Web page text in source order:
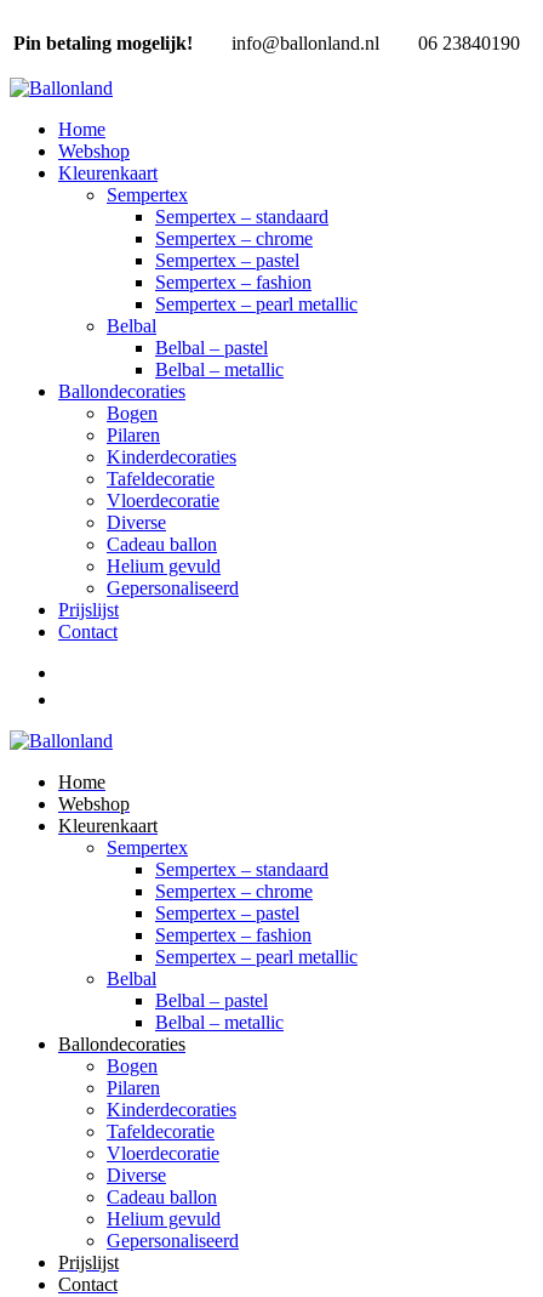
Pin betaling mogelijk! info@ballonland.nl 06 23840190
Home
Webshop
Kleurenkaart
Sempertex
Sempertex – standaard
Sempertex – chrome
Sempertex – pastel
Sempertex – fashion
Sempertex – pearl metallic
Belbal
Belbal – pastel
Belbal – metallic
Ballondecoraties
Bogen
Pilaren
Kinderdecoraties
Tafeldecoratie
Vloerdecoratie
Diverse
Cadeau ballon
Helium gevuld
Gepersonaliseerd
Prijslijst
Contact
Home
Webshop
Kleurenkaart
Sempertex
Sempertex – standaard
Sempertex – chrome
Sempertex – pastel
Sempertex – fashion
Sempertex – pearl metallic
Belbal
Belbal – pastel
Belbal – metallic
Ballondecoraties
Bogen
Pilaren
Kinderdecoraties
Tafeldecoratie
Vloerdecoratie
Diverse
Cadeau ballon
Helium gevuld
Gepersonaliseerd
Prijslijst
Contact